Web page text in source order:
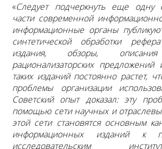
«Следует подчеркнуть еще одну
части современной
информационные органы
синтетической обработки
издания, обзоры,
рационализаторских
таких изданий постоянно растет,
проблемы организации
Советский опыт доказал: эту
помощью сети научных и
этой сети становятся основным
информационных изданий к
исследовательским